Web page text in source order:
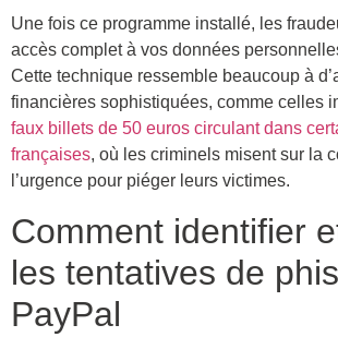
Une fois ce programme installé, les
accès complet à vos données
Cette technique ressemble beaucoup à
financières sophistiquées, comme celles
faux billets de 50 euros circulant dans
françaises, où les criminels misent sur la
l’urgence pour piéger leurs victimes.
Comment identifier
les tentatives de
PayPal